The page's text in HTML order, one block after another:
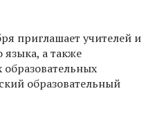
приглашает учителей и
языка, а также
образовательный